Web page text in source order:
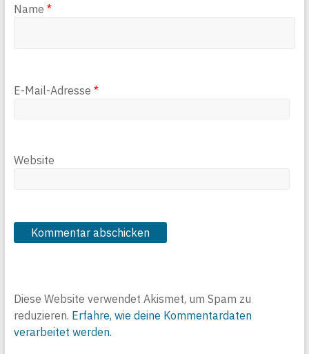
Name *
E-Mail-Adresse *
Website
Diese Website verwendet Akismet, um Spam zu
reduzieren. Erfahre, wie deine Kommentardaten
verarbeitet werden.